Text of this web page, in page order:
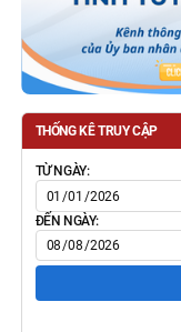
THỐNG KÊ TRUY CẬP
TỪ NGÀY:
ĐẾN NGÀY: